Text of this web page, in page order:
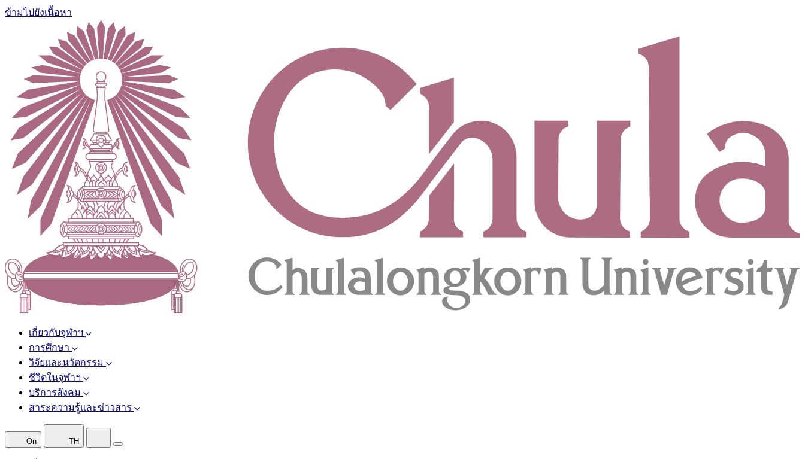
ข้ามไปยังเนื้อหา
เกี่ยวกับจุฬาฯ
การศึกษา
วิจัยและนวัตกรรม
ชีวิตในจุฬาฯ
บริการสังคม
สาระความรู้และข่าวสาร
On TH